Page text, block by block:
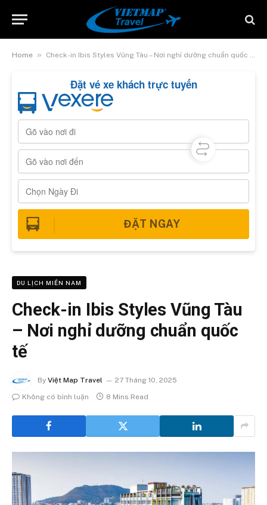
Home » Check-in Ibis Styles Vũng Tàu – Nơi nghỉ dưỡng chuẩn quốc tế
Đặt vé xe khách trực tuyến
ĐẶT NGAY
DU LỊCH MIỀN NAM
Check-in Ibis Styles Vũng Tàu
– Nơi nghỉ dưỡng chuẩn quốc
tế
By Việt Map Travel
27 Tháng 10, 2025
Không có bình luận
8 Mins Read